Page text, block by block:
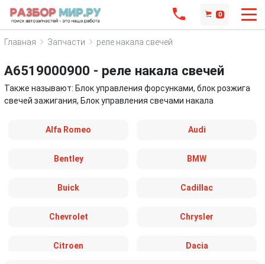
0
Главная Запчасти реле накала свечей
A6519000900 - реле накала свечей
Также называют: Блок управления форсунками, блок розжига
свечей зажигания, Блок управления свечами накала
Alfa Romeo Audi
Bentley BMW
Buick Cadillac
Chevrolet Chrysler
Citroen Dacia